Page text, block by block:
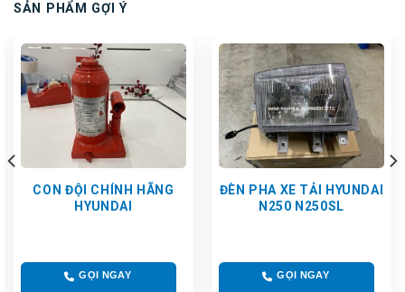
SẢN PHẨM GỢI Ý
CON ĐỘI CHÍNH HÃNG
HYUNDAI
GỌI NGAY
ĐÈN PHA XE TẢI HYUNDAI
N250 N250SL
GỌI NGAY